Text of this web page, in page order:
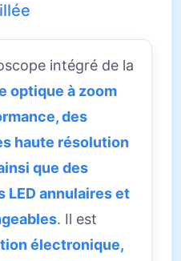
intégré de la
optique à zoom
des
haute résolution
que des
LED annulaires et
. Il est
électronique,